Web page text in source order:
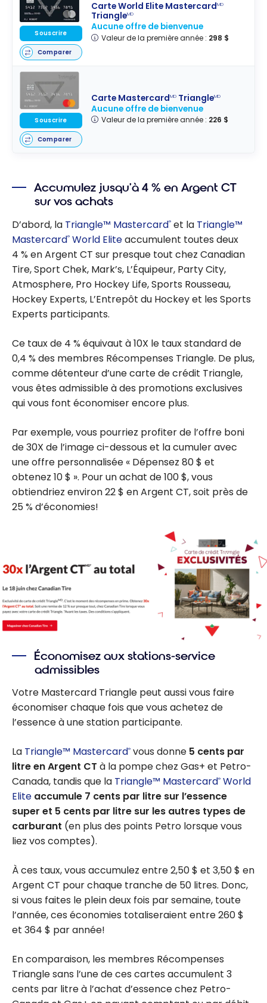
Carte World Elite MastercardMD
TriangleMD
Aucune offre de bienvenue
Valeur de la première année : 298 $
Souscrire
Comparer
Carte MastercardMD TriangleMD
Aucune offre de bienvenue
Valeur de la première année : 226 $
Souscrire
Comparer
Accumulez jusqu’à4 % en Argent CT
sur vos achats
D’abord, la Triangle™ Mastercard® et la Triangle™
Mastercard® World Eliteaccumulent toutes deux
4 % en Argent CT sur presque tout chez Canadian
Tire, Sport Chek, Mark’s, L’Équipeur, Party City,
Atmosphere, Pro Hockey Life, Sports Rousseau,
Hockey Experts, L’Entrepôt du Hockey et les Sports
Experts participants.
Ce taux de 4 % équivaut à 10X le taux standard de
0,4 % des membres Récompenses Triangle. De plus,
comme détenteur d’une carte de crédit Triangle,
vous êtes admissible à des promotions exclusives
qui vous font économiser encore plus.
Par exemple, vous pourriez profiter de l’offre boni
de 30X de l’image ci-dessous et la cumuler avec
une offre personnalisée « Dépensez 80 $ et
obtenez 10 $ ». Pour un achat de 100 $, vous
obtiendriez environ 22 $ en Argent CT, soit près de
25 % d’économies!
Économisez aux stations-service
admissibles
Votre Mastercard Triangle peut aussi vous faire
économiser chaque fois que vous achetez de
l’essence à une station participante.
La Triangle™ Mastercard® vous donne 5 cents par
litre en Argent CT à la pompe chez Gas+ et Petro-
Canada, tandis que la Triangle™ Mastercard® World
Elite accumule 7 cents par litre sur l’essence
super et 5 cents par litre sur les autres types de
carburant (en plus des points Petro lorsque vous
liez vos comptes).
À ces taux, vous accumulez entre 2,50 $ et 3,50 $ en
Argent CT pour chaque tranche de 50 litres. Donc,
si vous faites le plein deux fois par semaine, toute
l’année, ces économies totaliseraient entre 260 $
et 364 $ par année!
En comparaison, les membres Récompenses
Triangle sans l’une de ces cartes accumulent 3
cents par litre à l’achat d’essence chez Petro-